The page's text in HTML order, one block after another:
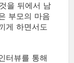
을 뒤에서 남
부모의 마음
게 하면서도
터뷰를 통해